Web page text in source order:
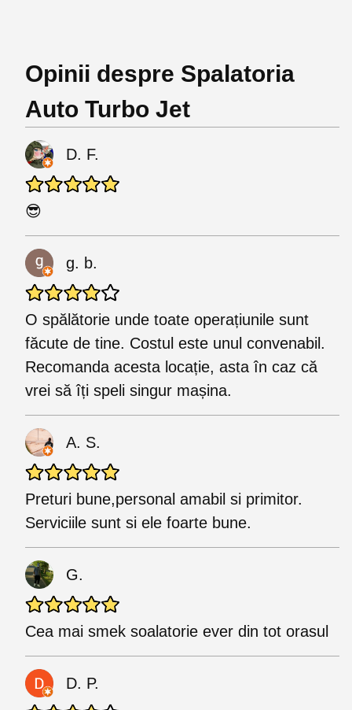
Opinii despre Spalatoria
Auto Turbo Jet
D. F.
😎
g. b.
O spălătorie unde toate operațiunile sunt
făcute de tine. Costul este unul convenabil.
Recomanda acesta locație, asta în caz că
vrei să îți speli singur mașina.
A. S.
Preturi bune,personal amabil si primitor.
Serviciile sunt si ele foarte bune.
G.
Cea mai smek soalatorie ever din tot orasul
D. P.